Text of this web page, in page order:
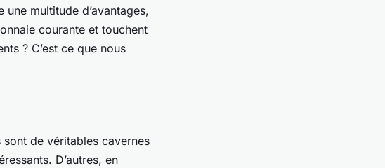
multitude d’avantages,
courante et touchent
? C’est ce que nous
de véritables cavernes
D’autres, en